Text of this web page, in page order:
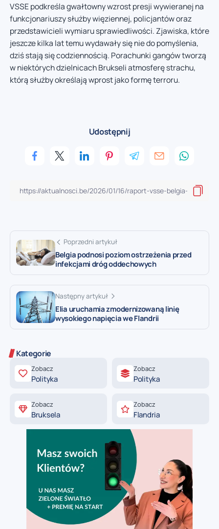
VSSE podkreśla gwałtowny wzrost presji wywieranej na
funkcjonariuszy służby więziennej, policjantów oraz
przedstawicieli wymiaru sprawiedliwości. Zjawiska, które
jeszcze kilka lat temu wydawały się nie do pomyślenia,
dziś stają się codziennością. Porachunki gangów tworzą
w niektórych dzielnicach Brukseli atmosferę strachu,
którą służby określają wprost jako formę terroru.
Udostępnij
Poprzedni artykuł
Belgia podnosi poziom ostrzeżenia przed
infekcjami dróg oddechowych
Następny artykuł
Elia uruchamia zmodernizowaną linię
wysokiego napięcia we Flandrii
Kategorie
Zobacz
Polityka
Zobacz
Polityka
Zobacz
Bruksela
Zobacz
Flandria